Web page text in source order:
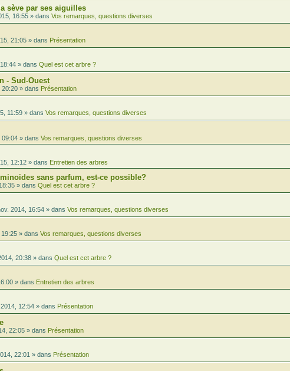
sève par ses aiguilles
16:55 » dans Vos remarques, questions diverses
21:05 » dans Présentation
» dans Quel est cet arbre ?
- Sud-Ouest
20:20 » dans Présentation
11:59 » dans Vos remarques, questions diverses
09:04 » dans Vos remarques, questions diverses
12:12 » dans Entretien des arbres
sans parfum, est-ce possible?
» dans Quel est cet arbre ?
2014, 16:54 » dans Vos remarques, questions diverses
19:25 » dans Vos remarques, questions diverses
20:38 » dans Quel est cet arbre ?
» dans Entretien des arbres
12:54 » dans Présentation
22:05 » dans Présentation
22:01 » dans Présentation